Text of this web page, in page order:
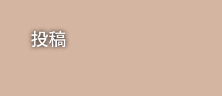
投稿